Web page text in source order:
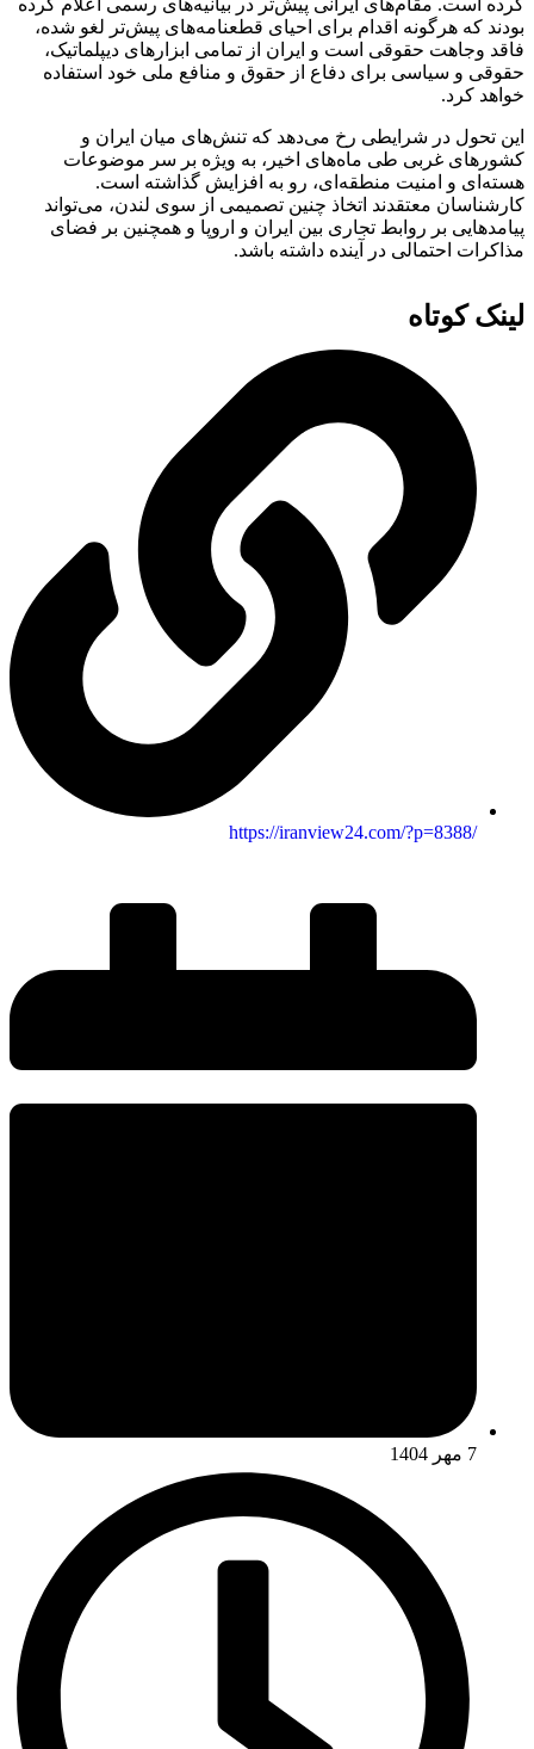
کرده است. مقام‌های ایرانی پیش‌تر در بیانیه‌های رسمی اعلام کرده
بودند که هرگونه اقدام برای احیای قطعنامه‌های پیش‌تر لغو شده،
فاقد وجاهت حقوقی است و ایران از تمامی ابزارهای دیپلماتیک،
حقوقی و سیاسی برای دفاع از حقوق و منافع ملی خود استفاده
خواهد کرد.
این تحول در شرایطی رخ می‌دهد که تنش‌های میان ایران و
کشورهای غربی طی ماه‌های اخیر، به ویژه بر سر موضوعات
هسته‌ای و امنیت منطقه‌ای، رو به افزایش گذاشته است.
کارشناسان معتقدند اتخاذ چنین تصمیمی از سوی لندن، می‌تواند
پیامدهایی بر روابط تجاری بین ایران و اروپا و همچنین بر فضای
مذاکرات احتمالی در آینده داشته باشد.
لینک کوتاه
/https://iranview24.com/?p=8388
7 مهر 1404